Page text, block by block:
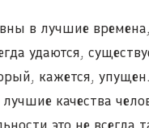
в лучшие
удаются,
кажется,
качества